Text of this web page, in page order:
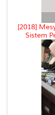
[2018]
Sistem